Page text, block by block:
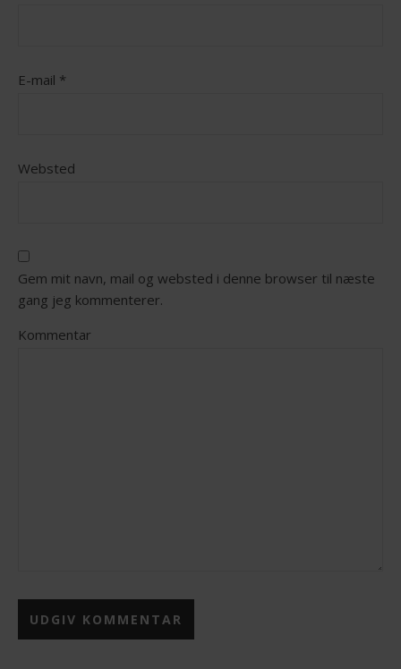
E-mail *
Websted
Gem mit navn, mail og websted i denne browser til næste
gang jeg kommenterer.
Kommentar